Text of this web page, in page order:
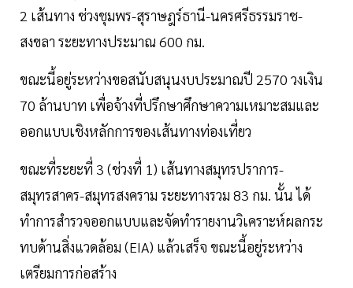
2 เส้นทาง ช่วงชุมพร-สุราษฎร์ธานี-นครศรีธรรมราช-
สงขลา ระยะทางประมาณ 600 กม.
ขณะนี้อยู่ระหว่างขอสนับสนุนงบประมาณปี 2570 วงเงิน
70 ล้านบาท เพื่อจ้างที่ปรึกษาศึกษาความเหมาะสมและ
ออกแบบเชิงหลักการของเส้นทางท่องเที่ยว
ขณะที่ระยะที่ 3 (ช่วงที่ 1) เส้นทางสมุทรปราการ-
สมุทรสาคร-สมุทรสงคราม ระยะทางรวม 83 กม. นั้น ได้
ทำการสำรวจออกแบบและจัดทำรายงานวิเคราะห์ผลกระ
ทบด้านสิ่งแวดล้อม (EIA) แล้วเสร็จ ขณะนี้อยู่ระหว่าง
เตรียมการก่อสร้าง